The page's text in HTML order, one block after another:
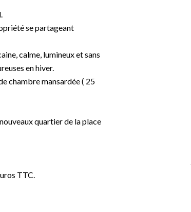
se partageant
calme, lumineux et sans
en hiver.
chambre mansardée ( 25
quartier de la place
TTC.